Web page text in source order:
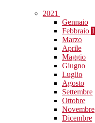
2021
Gennaio
Febbraio 1
Marzo
Aprile
Maggio
Giugno
Luglio
Agosto
Settembre
Ottobre
Novembre
Dicembre